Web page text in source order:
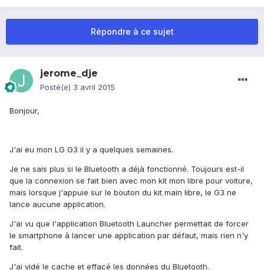
Répondre à ce sujet
jerome_dje
Posté(e) 3 avril 2015
Bonjour,
J'ai eu mon LG G3 il y a quelques semaines.
Je ne sais plus si le Bluetooth a déjà fonctionné. Toujours est-il
que la connexion se fait bien avec mon kit mon libre pour voiture,
mais lorsque j'appuie sur le bouton du kit main libre, le G3 ne
lance aucune application.
J'ai vu que l'application Bluetooth Launcher permettait de forcer
le smartphone à lancer une application par défaut, mais rien n'y
fait.
J'ai vidé le cache et effacé les données du Bluetooth.